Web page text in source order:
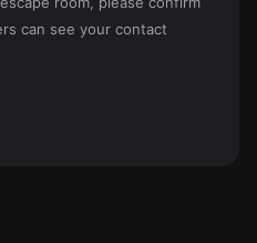
can see your contact